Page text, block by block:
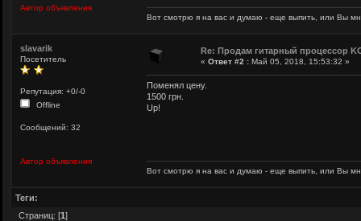
Автор объявления
Вот смотрю я на вас и думаю - еще выпить, или Вы
slavarik
Посетитель
Репутация: +0/-0
Offline
Сообщений: 32
Автор объявления
Re: Продам гитарный процессор
« Ответ #2 : Май 05, 2018, 15:53:32 »
Поменял цену.
1500 грн.
Up!
Вот смотрю я на вас и думаю - еще выпить, или Вы
Теги:
Страниц: [1]